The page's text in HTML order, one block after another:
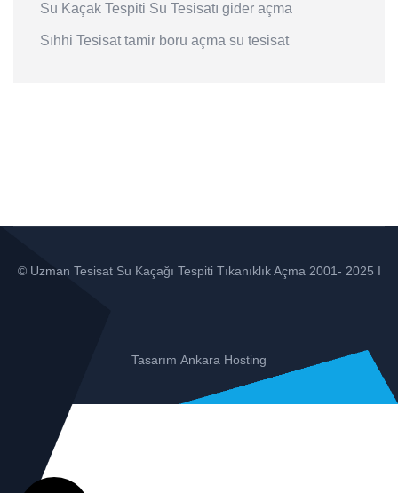
Su Kaçak Tespiti Su Tesisatı gider açma
Sıhhi Tesisat tamir boru açma su tesisat
© Uzman Tesisat Su Kaçağı Tespiti Tıkanıklık Açma 2001- 2025 I
Tasarım Ankara Hosting